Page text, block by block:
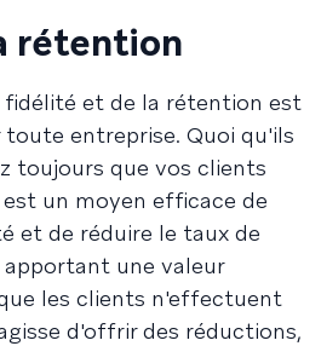
rétention
fidélité et de la rétention est
entreprise. Quoi qu'ils
toujours que vos clients
un moyen efficace de
et de réduire le taux de
une valeur
les clients n'effectuent
d'offrir des réductions,